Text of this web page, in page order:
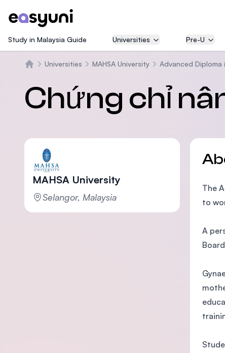
Study in Malaysia Guide Universities Pre-U
Universities MAHSA University Advanced Diploma
Chứng chỉ
MAHSA University
Selangor, Malaysia
The
to
A